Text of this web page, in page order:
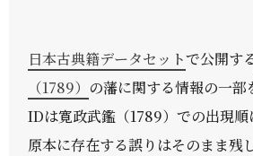
日本古典籍データセットで公開す
（1789） の藩に関する情報の一部
IDは寛政武鑑（1789）での出現順
原本に存在する誤りはそのまま残